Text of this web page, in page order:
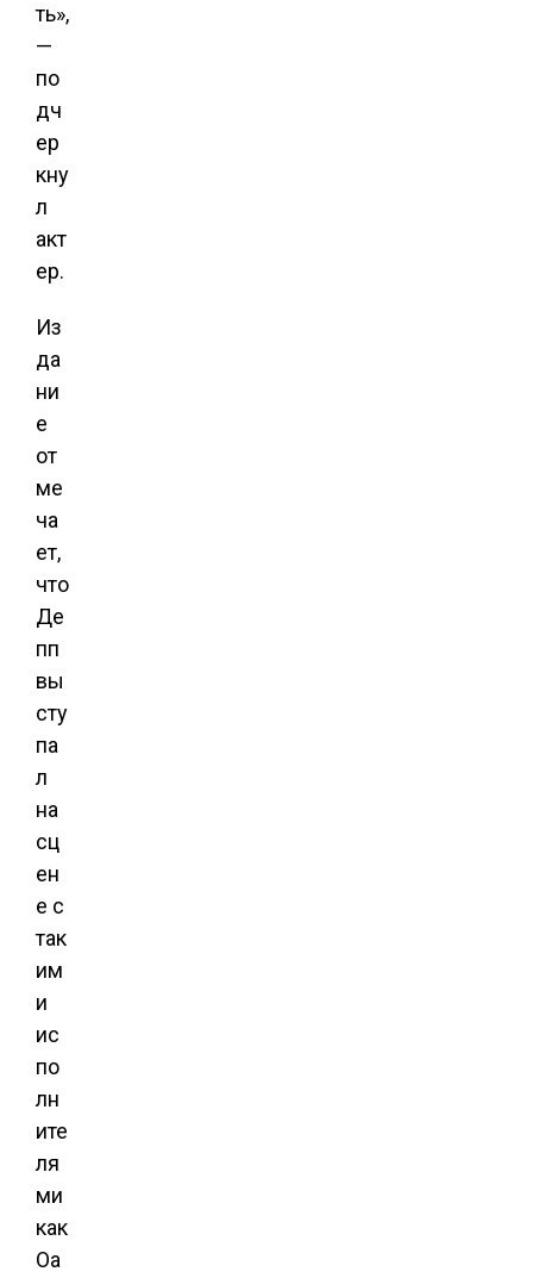
ть»,
—
по
дч
ер
кну
л
акт
ер.
Из
да
ни
е
от
ме
ча
ет,
что
Де
пп
вы
сту
па
л
на
сц
ен
е с
так
им
и
ис
по
лн
ите
ля
ми
как
Oa